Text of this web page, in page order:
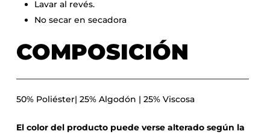
Lavar al revés.
No secar en secadora
COMPOSICIÓN
50% Poliéster| 25% Algodón | 25% Viscosa
El color del producto puede verse alterado según la